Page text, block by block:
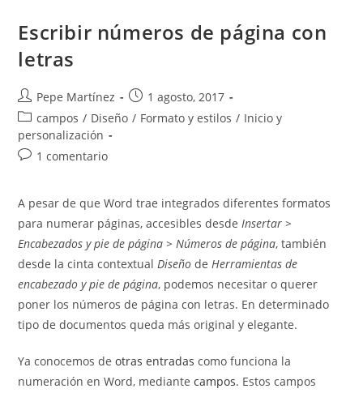
Escribir números de página con
letras
Autor
de
la
entrada:
Pepe Martínez
Publicación
de
1 agosto, 2017
Categoría
de
la
campos / Diseño / Formato y estilos / Inicio y
personalización
Comentarios
entrada:
1 comentario
A pesar de que Word trae integrados diferentes formatos
para numerar páginas, accesibles desdeInsertar >
Encabezados y pie de página > Números de página, también
desde la cinta contextualDiseño deHerramientas de
encabezado y pie de página, podemos necesitar o querer
poner los números de página con letras. En determinado
tipo de documentos queda más original y elegante.
Ya conocemos deotras entradas como funciona la
numeración en Word, mediantecampos. Estos campos